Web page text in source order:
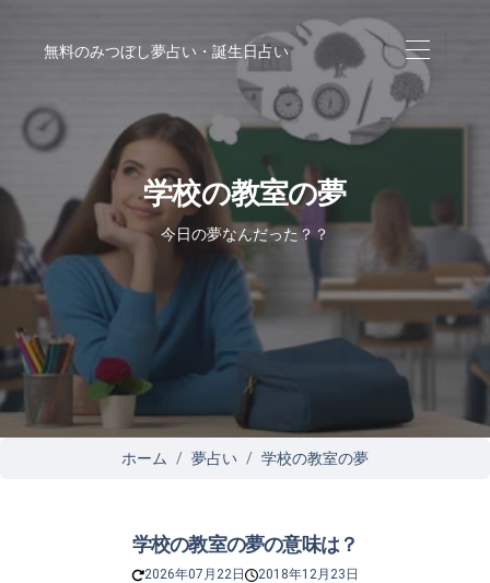
無料のみつぼし夢占い・誕生日占い
学校の教室の夢
今日の夢なんだった？？
ホーム 夢占い 学校の教室の夢
学校の教室の夢の意味は？
2026年07月22日 2018年12月23日